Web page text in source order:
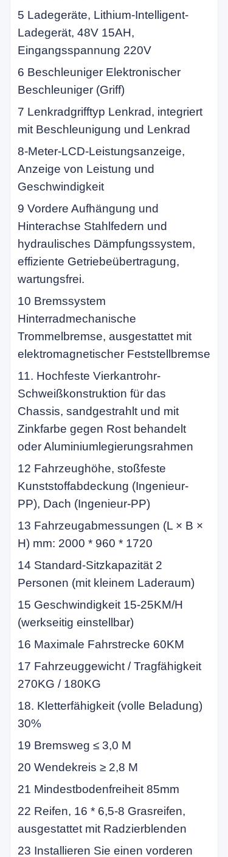
5 Ladegeräte, Lithium-Intelligent-
Ladegerät, 48V 15AH,
Eingangsspannung 220V
6 Beschleuniger Elektronischer
Beschleuniger (Griff)
7 Lenkradgrifftyp Lenkrad, integriert
mit Beschleunigung und Lenkrad
8-Meter-LCD-Leistungsanzeige,
Anzeige von Leistung und
Geschwindigkeit
9 Vordere Aufhängung und
Hinterachse Stahlfedern und
hydraulisches Dämpfungssystem,
effiziente Getriebeübertragung,
wartungsfrei.
10 Bremssystem
Hinterradmechanische
Trommelbremse, ausgestattet mit
elektromagnetischer Feststellbremse
11. Hochfeste Vierkantrohr-
Schweißkonstruktion für das
Chassis, sandgestrahlt und mit
Zinkfarbe gegen Rost behandelt
oder Aluminiumlegierungsrahmen
12 Fahrzeughöhe, stoßfeste
Kunststoffabdeckung (Ingenieur-
PP), Dach (Ingenieur-PP)
13 Fahrzeugabmessungen (L × B ×
H) mm: 2000 * 960 * 1720
14 Standard-Sitzkapazität 2
Personen (mit kleinem Laderaum)
15 Geschwindigkeit 15-25KM/H
(werkseitig einstellbar)
16 Maximale Fahrstrecke 60KM
17 Fahrzeuggewicht / Tragfähigkeit
270KG / 180KG
18. Kletterfähigkeit (volle Beladung)
30%
19 Bremsweg ≤ 3,0 M
20 Wendekreis ≥ 2,8 M
21 Mindestbodenfreiheit 85mm
22 Reifen, 16 * 6,5-8 Grasreifen,
ausgestattet mit Radzierblenden
23 Installieren Sie einen vorderen